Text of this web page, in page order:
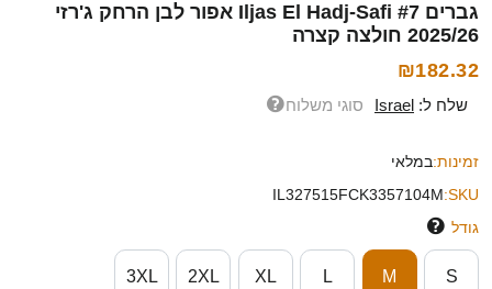
גברים Iljas El Hadj-Safi #7 אפור לבן הרחק ג'רזי
2025/26 חולצה קצרה
₪182.32
שלח ל: Israel סוגי משלוח
זמינות:במלאי
SKU:
IL327515FCK3357104M
גודל
S
M
L
XL
2XL
3XL